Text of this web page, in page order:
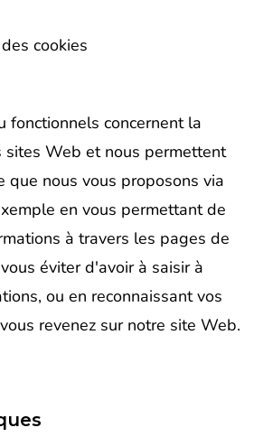
cookies
fonctionnels concernent la
sites Web et nous permettent
que nous vous proposons via
en vous permettant de
à travers les pages de
éviter d'avoir à saisir à
ou en reconnaissant vos
revenez sur notre site Web.